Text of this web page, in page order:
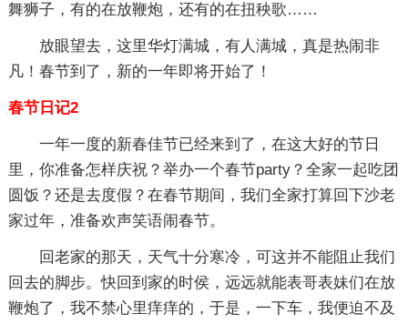
舞狮子，有的在放鞭炮，还有的在扭秧歌……
放眼望去，这里华灯满城，有人满城，真是热闹非
凡！春节到了，新的一年即将开始了！
春节日记2
一年一度的新春佳节已经来到了，在这大好的节日
里，你准备怎样庆祝？举办一个春节party？全家一起吃团
圆饭？还是去度假？在春节期间，我们全家打算回下沙老
家过年，准备欢声笑语闹春节。
回老家的那天，天气十分寒冷，可这并不能阻止我们
回去的脚步。快回到家的时侯，远远就能表哥表妹们在放
鞭炮了，我不禁心里痒痒的，于是，一下车，我便迫不及